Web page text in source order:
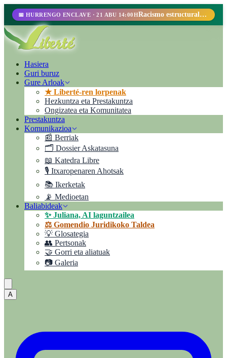
📅 HURRENGO ENCLAVE · 21 ABU 14:00H Racismo estructural, perfilamiento racial y abolicionismo carcelario.
Hasiera
Guri buruz
Gure Arloak
★ Liberté-ren lorpenak
Hezkuntza eta Prestakuntza
Ongizatea eta Komunitatea
Prestakuntza
Komunikazioa
📰 Berriak
🗂️ Dossier Askatasuna
📖 Katedra Libre
🎙️ Itxaropenaren Ahotsak
📚 Ikerketak
📡 Medioetan
Baliabideak
✨ Juliana, AI laguntzailea
⚖️ Gomendio Juridikoko Taldea
💡 Glosategia
👥 Pertsonak
🤝 Gorri eta aliatuak
📷 Galeria
A